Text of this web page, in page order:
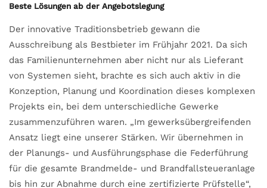
Beste Lösungen ab der Angebotslegung
Der innovative Traditionsbetrieb gewann die
Ausschreibung als Bestbieter im Frühjahr 2021. Da sich
das Familienunternehmen aber nicht nur als Lieferant
von Systemen sieht, brachte es sich auch aktiv in die
Konzeption, Planung und Koordination dieses komplexen
Projekts ein, bei dem unterschiedliche Gewerke
zusammenzuführen waren. „Im gewerksübergreifenden
Ansatz liegt eine unserer Stärken. Wir übernehmen in
der Planungs- und Ausführungsphase die Federführung
für die gesamte Brandmelde- und Brandfallsteueranlage
bis hin zur Abnahme durch eine zertifizierte Prüfstelle“,